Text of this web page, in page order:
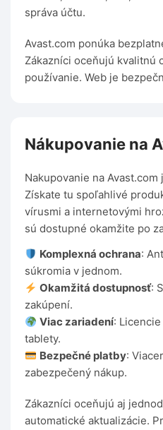
správa účtu.
Avast.com ponúka
Zákazníci oceňujú kvalitnú
používanie. Web je
Nákupovanie na
Nakupovanie na
Získate tu spoľahlivé
vírusmi a internetovými
sú dostupné okamžite po
Komplexná ochrana:
súkromia v jednom.
Okamžitá dostupnosť:
zakúpení.
Viac zariadení:
tablety.
Bezpečné platby:
zabezpečený nákup.
Zákazníci oceňujú aj
automatické aktualizácie.